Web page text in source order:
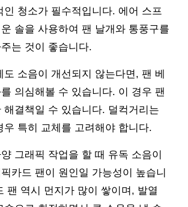
인 청소가 필수적입니다. 에어 스프
솔을 사용하여 팬 날개와 통풍구를
는 것이 좋습니다.
도 소음이 개선되지 않는다면, 팬 베
의심해볼 수 있습니다. 이 경우 팬
해결책일 수 있습니다. 덜컥거리는
우 특히 교체를 고려해야 합니다.
그래픽 작업을 할 때 유독 소음이
카드 팬이 원인일 가능성이 높습니
팬 역시 먼지가 많이 쌓이며, 발열